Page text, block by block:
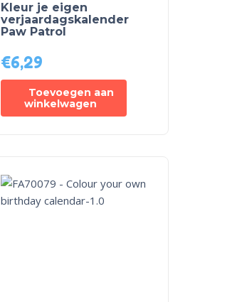
Kleur je eigen
verjaardagskalender
Paw Patrol
€6,29
Toevoegen aan
winkelwagen